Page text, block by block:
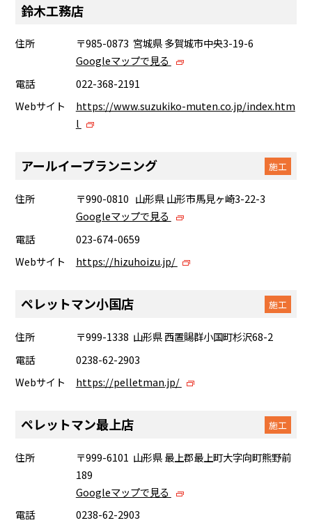
鈴木工務店
住所
〒985-0873 宮城県 多賀城市中央3-19-6
Googleマップで見る
電話
022-368-2191
Webサイト
https://www.suzukiko-muten.co.jp/index.htm
l
アールイープランニング 施工
住所
〒990-0810 山形県 山形市馬見ヶ崎3-22-3
Googleマップで見る
電話
023-674-0659
Webサイト
https://hizuhoizu.jp/
ペレットマン小国店 施工
住所
〒999-1338 山形県 西置賜群小国町杉沢68-2
電話
0238-62-2903
Webサイト
https://pelletman.jp/
ペレットマン最上店 施工
住所
〒999-6101 山形県 最上郡最上町大字向町熊野前
189
Googleマップで見る
電話
0238-62-2903